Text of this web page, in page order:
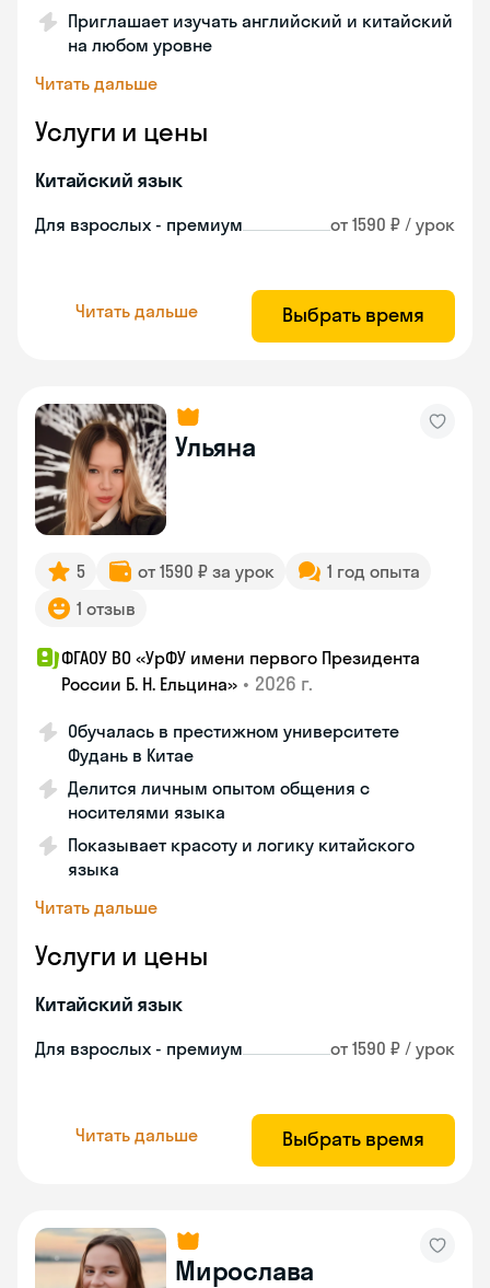
Приглашает изучать английский и китайский
на любом уровне
Читать дальше
Услуги и цены
Китайский язык
Для взрослых - премиум от 1590 ₽ / урок
Читать дальше Выбрать время
Ульяна
5 от 1590 ₽ за урок
1 год опыта
1 отзыв
ФГАОУ ВО «УрФУ имени первого Президента
России Б. Н. Ельцина» • 2026 г.
Обучалась в престижном университете
Фудань в Китае
Делится личным опытом общения с
носителями языка
Показывает красоту и логику китайского
языка
Читать дальше
Услуги и цены
Китайский язык
Для взрослых - премиум от 1590 ₽ / урок
Читать дальше Выбрать время
Мирослава